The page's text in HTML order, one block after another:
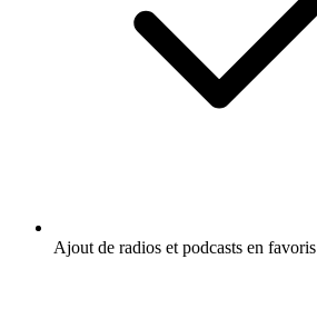
Ajout de radios et podcasts en favoris